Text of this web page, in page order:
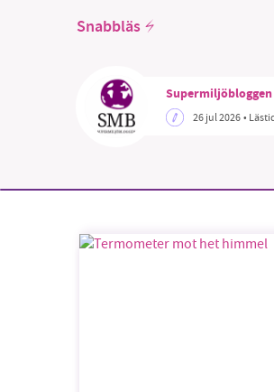
Snabbläs
Supermiljöbloggen
26 jul 2026•